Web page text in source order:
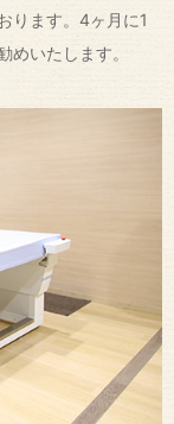
ります。4ヶ月に1
めいたします。